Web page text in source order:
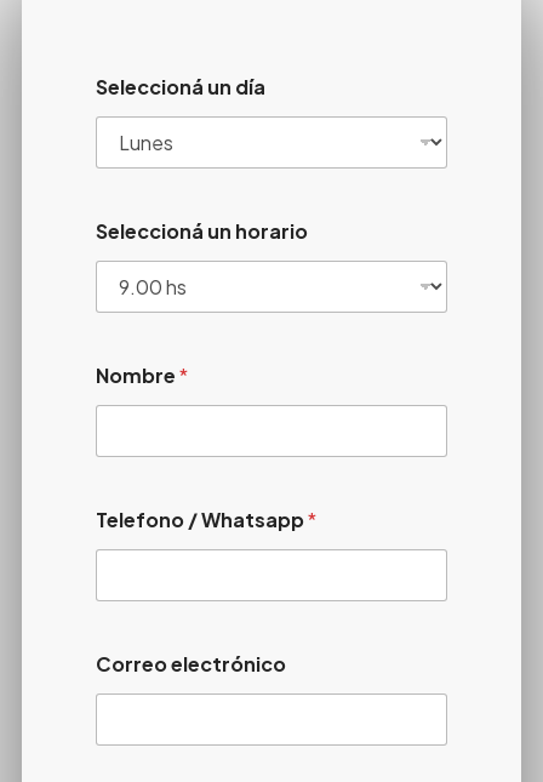
Seleccioná un día
Seleccioná un horario
Nombre*
Telefono / Whatsapp*
Correo electrónico